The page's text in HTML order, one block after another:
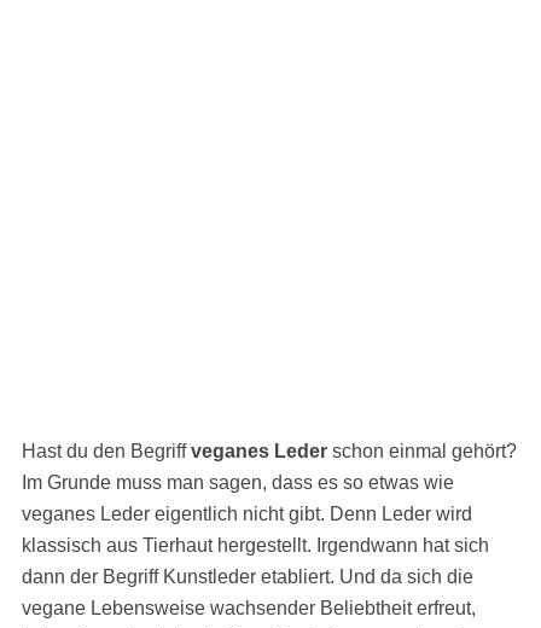
Hast du den Begriffveganes Lederschon einmal gehört?
Im Grunde muss man sagen, dass es so etwas wie
veganes Leder eigentlich nicht gibt. Denn Leder wird
klassisch aus Tierhaut hergestellt. Irgendwann hat sich
dann der Begriff Kunstleder etabliert. Und da sich die
vegane Lebensweise wachsender Beliebtheit erfreut,